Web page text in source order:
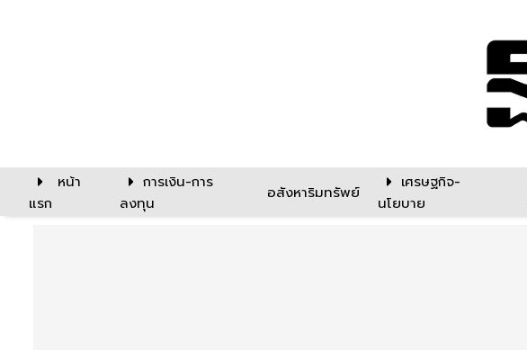
หน้า
แรก
การเงิน-การ
ลงทุน
อสังหาริมทรัพย์
เศรษฐกิจ-
นโยบาย